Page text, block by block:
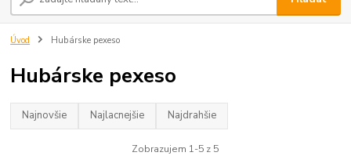
Úvod Hubárske pexeso
Hubárske pexeso
Najnovšie Najlacnejšie Najdrahšie
Zobrazujem 1-5 z 5